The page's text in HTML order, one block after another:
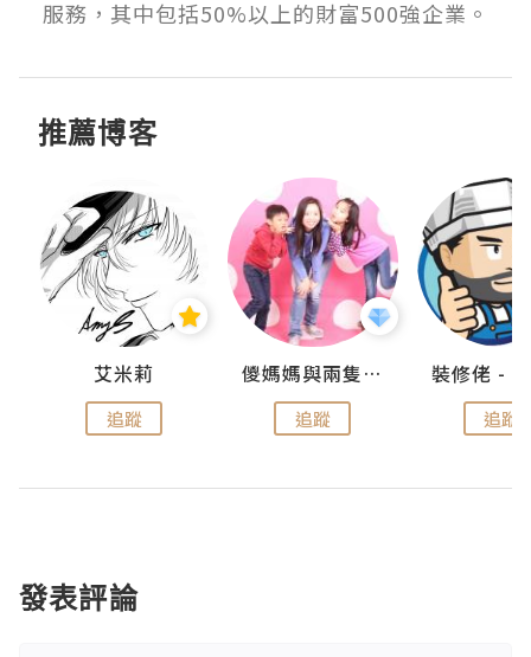
服務，其中包括50%以上的財富500強企業。
推薦博客
艾米莉
追蹤
儍媽媽與兩隻小魔怪之家
追蹤 追蹤
發表評論